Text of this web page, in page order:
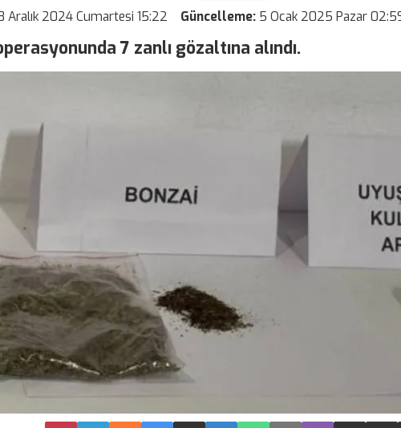
Aralık 2024 Cumartesi 15:22 Güncelleme: 5 Ocak 2025 Pazar
7 zanlı gözaltına alındı.